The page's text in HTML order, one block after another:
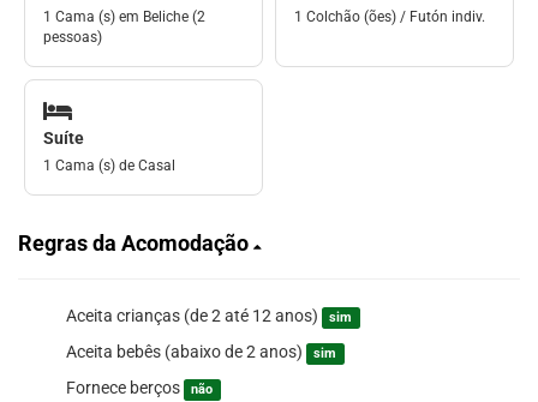
1 Cama (s) em Beliche (2
pessoas)
1 Colchão (ões) / Futón indiv.
Suíte
1 Cama (s) de Casal
Regras da Acomodação
Aceita crianças (de 2 até 12 anos) sim
Aceita bebês (abaixo de 2 anos) sim
Fornece berços não